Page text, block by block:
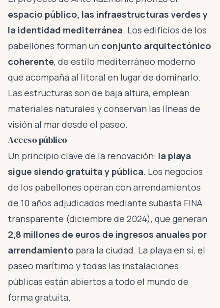
espacio público, las infraestructuras verdes y
la identidad mediterránea. Los edificios de los
pabellones forman un conjunto arquitectónico
coherente, de estilo mediterráneo moderno
que acompaña al litoral en lugar de dominarlo.
Las estructuras son de baja altura, emplean
materiales naturales y conservan las líneas de
visión al mar desde el paseo.
Acceso público
Un principio clave de la renovación: la playa
sigue siendo gratuita y pública. Los negocios
de los pabellones operan con arrendamientos
de 10 años adjudicados mediante subasta FINA
transparente (diciembre de 2024), que generan
2,8 millones de euros de ingresos anuales por
arrendamiento para la ciudad. La playa en sí, el
paseo marítimo y todas las instalaciones
públicas están abiertos a todo el mundo de
forma gratuita.